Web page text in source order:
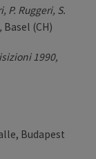
P. Ruggeri, S.
, Basel (CH)
1990,
Budapest